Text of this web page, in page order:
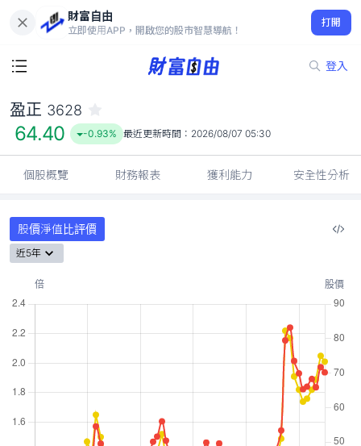
財富自由
立即使用APP，開啟您的股市智慧導航！
打開
登入
64.40
-0.93%
盈正 3628
64.40 -0.93% 最近更新時間： 2026/08/07 05:30
個股概覽 財務報表 獲利能力 安全性分析
股價淨值比評價
近5年